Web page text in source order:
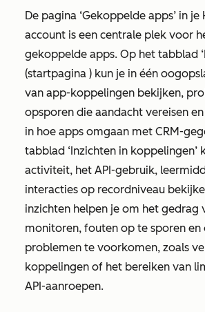
De pagina ‘Gekoppelde apps’ in je
account is een centrale plek voor
gekoppelde apps. Op het tabblad
(startpagina ) kun je in één
van app-koppelingen bekijken,
opsporen die aandacht vereisen
in hoe apps omgaan met CRM-
tabblad ‘Inzichten in koppelingen’
activiteit, het API-gebruik,
interacties op recordniveau
inzichten helpen je om het gedrag
monitoren, fouten op te sporen en
problemen te voorkomen, zoals
koppelingen of het bereiken van
API-aanroepen.